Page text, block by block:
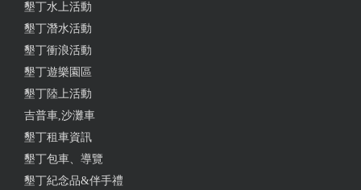
場地大，甩尾車、兒童超跑、怪手、划船釣魚、夾娃
娃機、搖搖馬，小朋友的天堂
東西好玩停車方便～兒童節來超划算的
墾丁水上活動
墾丁潛水活動
墾丁衝浪活動
墾丁遊樂園區
墾丁陸上活動
吉普車,沙灘車
墾丁租車資訊
墾丁包車、導覽
墾丁紀念品&伴手禮